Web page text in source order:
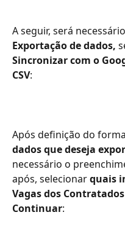
A seguir, será
Exportação de dados,
Sincronizar com o
CSV:
Após definição do
dados que deseja
necessário o
após, selecionar quais
Vagas dos
Continuar: